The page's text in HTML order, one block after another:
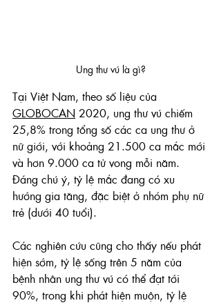
Ung thư vú là gì?
Tại Việt Nam, theo số liệu của
GLOBOCAN 2020, ung thư vú chiếm
25,8% trong tổng số các ca ung thư ở
nữ giới, với khoảng 21.500 ca mắc mới
và hơn 9.000 ca tử vong mỗi năm.
Đáng chú ý, tỷ lệ mắc đang có xu
hướng gia tăng, đặc biệt ở nhóm phụ nữ
trẻ (dưới 40 tuổi).
Các nghiên cứu cũng cho thấy nếu phát
hiện sớm, tỷ lệ sống trên 5 năm của
bệnh nhân ung thư vú có thể đạt tới
90%, trong khi phát hiện muộn, tỷ lệ